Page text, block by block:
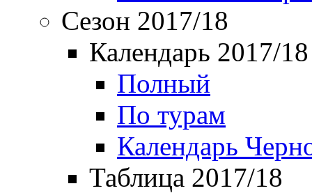
Сезон 2017/18
Календарь 2017/18
Полный
По турам
Календарь
Таблица 2017/18